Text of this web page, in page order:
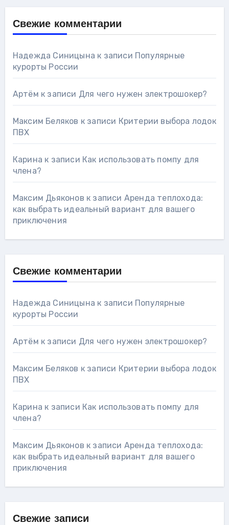
Свежие комментарии
Надежда Синицына к записи Популярные
курорты России
Артём к записи Для чего нужен электрошокер?
Максим Беляков к записи Критерии выбора лодок
ПВХ
Карина к записи Как использовать помпу для
члена?
Максим Дьяконов к записи Аренда теплохода:
как выбрать идеальный вариант для вашего
приключения
Свежие комментарии
Надежда Синицына к записи Популярные
курорты России
Артём к записи Для чего нужен электрошокер?
Максим Беляков к записи Критерии выбора лодок
ПВХ
Карина к записи Как использовать помпу для
члена?
Максим Дьяконов к записи Аренда теплохода:
как выбрать идеальный вариант для вашего
приключения
Свежие записи